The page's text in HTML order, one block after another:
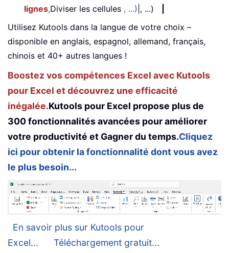
lignes,Diviser les cellules , ...) |, ...)
Utilisez Kutools dans la langue de votre choix –
disponible en anglais, espagnol, allemand, français,
chinois et 40+ autres langues !
Boostez vos compétences Excel avec Kutools
pour Excel et découvrez une efficacité
inégalée.Kutools pour Excel propose plus de
300 fonctionnalités avancées pour améliorer
votre productivité et Gagner du temps.Cliquez
ici pour obtenir la fonctionnalité dont vous avez
le plus besoin...
En savoir plus sur Kutools pour
Excel...
Téléchargement gratuit...